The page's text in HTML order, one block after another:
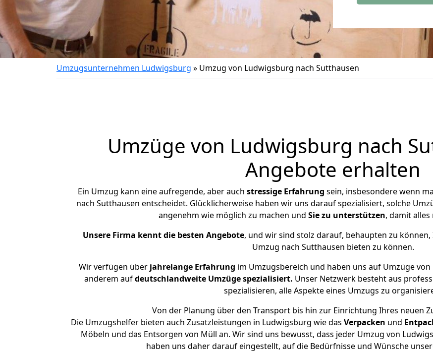
Umzugsunternehmen Ludwigsburg » Umzug von Ludwigsburg nach Sutthausen
Umzüge von Ludwigsburg nach
Angebote erhalten
Ein Umzug kann eine aufregende, aber auch stressige Erfahrung sein, insbesondere wenn
nach Sutthausen entscheidet. Glücklicherweise haben wir uns darauf spezialisiert, solche
angenehm wie möglich zu machen und Sie zu unterstützen, damit
Unsere Firma kennt die besten Angebote, und wir sind stolz darauf, behaupten zu
Umzug nach Sutthausen bieten zu können.
Wir verfügen über jahrelange Erfahrung im Umzugsbereich und haben uns auf Umzüge
anderem aufdeutschlandweite Umzüge spezialisiert. Unser Netzwerk besteht aus
spezialisieren, alle Aspekte eines Umzugs zu
Von der Planung über den Transport bis hin zur Einrichtung Ihres neuen
Die Umzugshelfer bieten auch Zusatzleistungen in Ludwigsburg wie das Verpacken und
Möbeln und das Entsorgen von Müll an. Wir sind uns bewusst, dass jeder Umzug von
haben uns daher darauf eingestellt, auf die Bedürfnisse und Wünsche